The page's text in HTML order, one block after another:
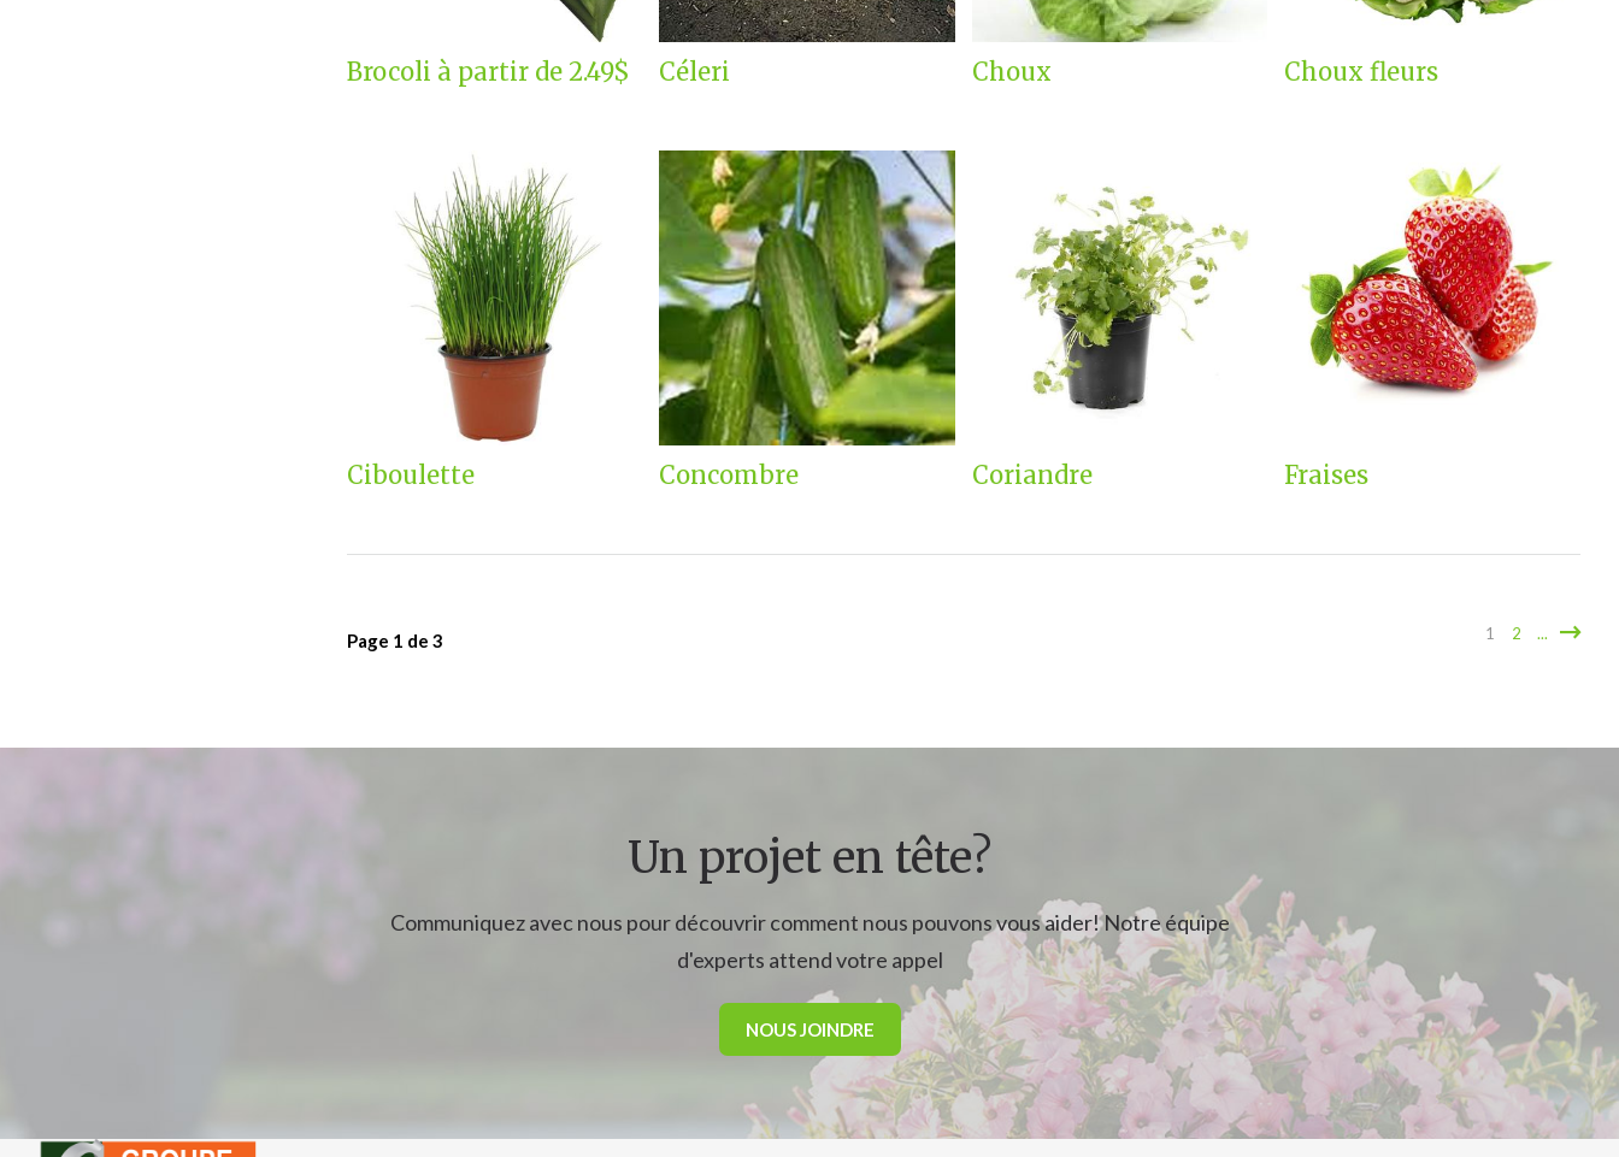
Brocoli à partir de 2.49$ Céleri Choux Choux fleurs
Ciboulette Concombre Coriandre Fraises
Page 1 de 3 1 2 ...
Un projet en tête?
Communiquez avec nous pour découvrir comment nous pouvons vous aider! Notre équipe
d'experts attend votre appel
NOUS JOINDRE